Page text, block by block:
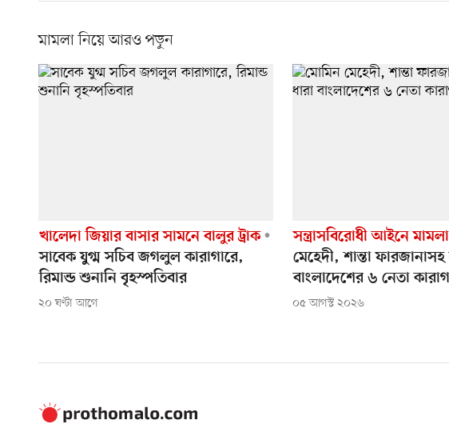
মামলা নিয়ে আরও পড়ুন
খালেদা জিয়ার বাসার সামনে বালুর ট্রাক
সাবেক যুগ্ম সচিব জগলুল কারাগারে,
রিমান্ড শুনানি বৃহস্পতিবার
২০ ঘণ্টা আগে
সন্ত্রাসবিরোধী আইনে মামলা
মেহেদী, শান্তা
বাংলাদেশের ৬ নেতা
০৫ আগস্ট ২০২৬